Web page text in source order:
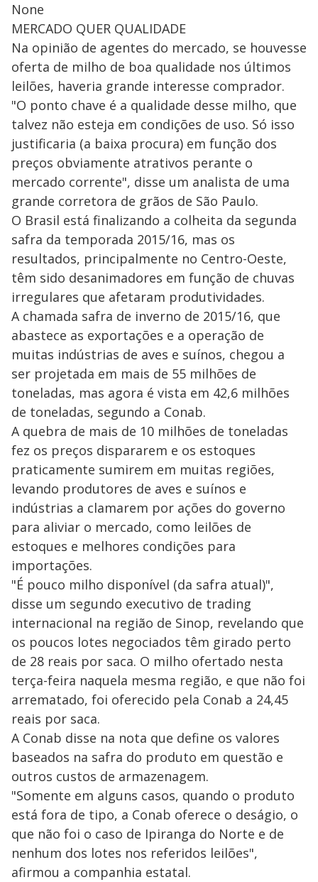
None
MERCADO QUER QUALIDADE
Na opinião de agentes do mercado, se houvesse
oferta de milho de boa qualidade nos últimos
leilões, haveria grande interesse comprador.
"O ponto chave é a qualidade desse milho, que
talvez não esteja em condições de uso. Só isso
justificaria (a baixa procura) em função dos
preços obviamente atrativos perante o
mercado corrente", disse um analista de uma
grande corretora de grãos de São Paulo.
O Brasil está finalizando a colheita da segunda
safra da temporada 2015/16, mas os
resultados, principalmente no Centro-Oeste,
têm sido desanimadores em função de chuvas
irregulares que afetaram produtividades.
A chamada safra de inverno de 2015/16, que
abastece as exportações e a operação de
muitas indústrias de aves e suínos, chegou a
ser projetada em mais de 55 milhões de
toneladas, mas agora é vista em 42,6 milhões
de toneladas, segundo a Conab.
A quebra de mais de 10 milhões de toneladas
fez os preços dispararem e os estoques
praticamente sumirem em muitas regiões,
levando produtores de aves e suínos e
indústrias a clamarem por ações do governo
para aliviar o mercado, como leilões de
estoques e melhores condições para
importações.
"É pouco milho disponível (da safra atual)",
disse um segundo executivo de trading
internacional na região de Sinop, revelando que
os poucos lotes negociados têm girado perto
de 28 reais por saca. O milho ofertado nesta
terça-feira naquela mesma região, e que não foi
arrematado, foi oferecido pela Conab a 24,45
reais por saca.
A Conab disse na nota que define os valores
baseados na safra do produto em questão e
outros custos de armazenagem.
"Somente em alguns casos, quando o produto
está fora de tipo, a Conab oferece o deságio, o
que não foi o caso de Ipiranga do Norte e de
nenhum dos lotes nos referidos leilões",
afirmou a companhia estatal.